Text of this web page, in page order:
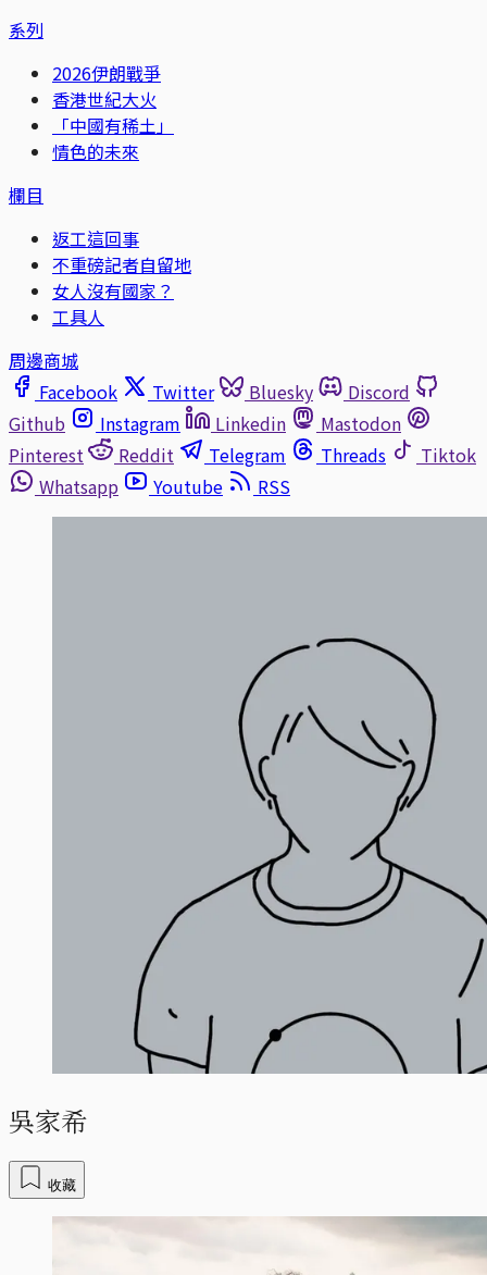
系列
2026伊朗戰爭
香港世紀大火
「中國有稀土」
情色的未來
欄目
返工這回事
不重磅記者自留地
女人沒有國家？
工具人
周邊商城
Facebook
Twitter Bluesky
Discord
Github
Instagram Linkedin
Mastodon
Pinterest
Reddit Telegram Threads
Tiktok
Whatsapp
Youtube RSS
吳家希
收藏